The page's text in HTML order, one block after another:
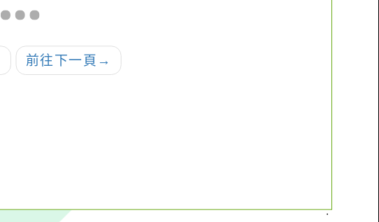
英數教師增能研習」
前往下一頁 →